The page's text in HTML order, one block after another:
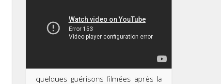
quelques guérisons filmées après la